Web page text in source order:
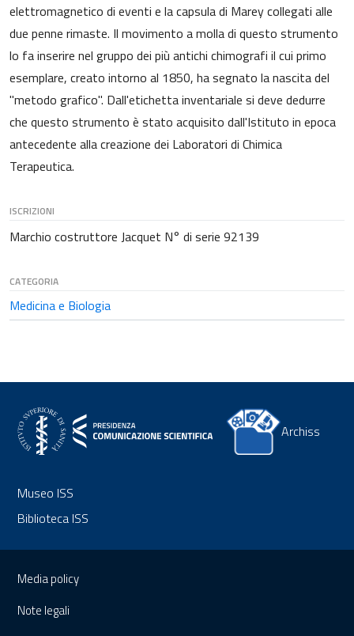
elettromagnetico di eventi e la capsula di Marey collegati alle
due penne rimaste. Il movimento a molla di questo strumento
lo fa inserire nel gruppo dei più antichi chimografi il cui primo
esemplare, creato intorno al 1850, ha segnato la nascita del
"metodo grafico". Dall'etichetta inventariale si deve dedurre
che questo strumento è stato acquisito dall'Istituto in epoca
antecedente alla creazione dei Laboratori di Chimica
Terapeutica.
ISCRIZIONI
Marchio costruttore Jacquet N° di serie 92139
CATEGORIA
Medicina e Biologia
Archiss
Museo ISS
Biblioteca ISS
Media policy
Note legali